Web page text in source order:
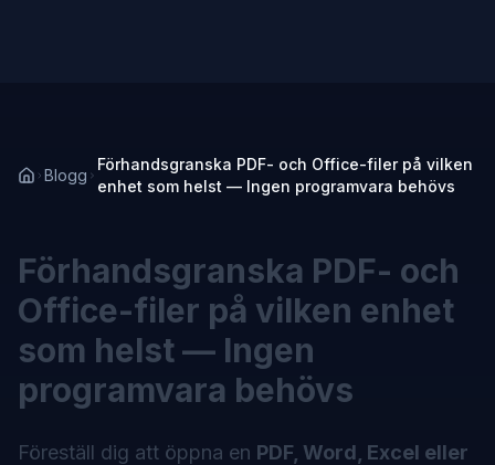
Blogg
Förhandsgranska PDF- och Office-filer på vilken
enhet som helst — Ingen programvara behövs
Förhandsgranska PDF- och
Office-filer på vilken enhet
som helst — Ingen
programvara behövs
Föreställ dig att öppna en PDF, Word, Excel eller